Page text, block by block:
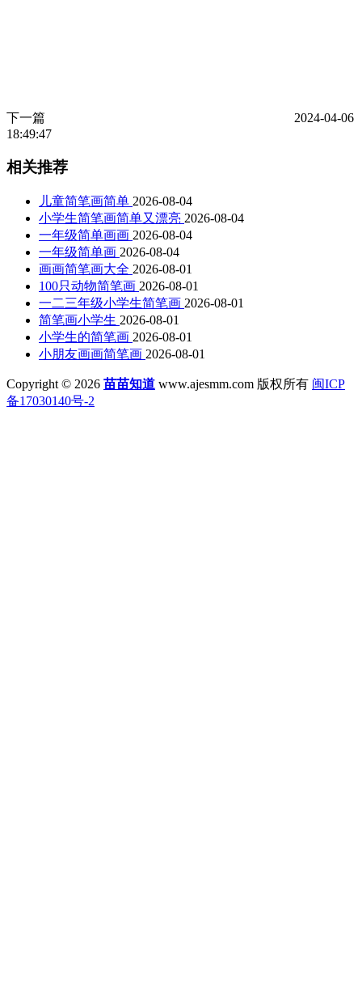
下一篇
2024-04-06
18:49:47
相关推荐
儿童简笔画简单 2026-08-04
小学生简笔画简单又漂亮 2026-08-04
一年级简单画画 2026-08-04
一年级简单画 2026-08-04
画画简笔画大全 2026-08-01
100只动物简笔画 2026-08-01
一二三年级小学生简笔画 2026-08-01
简笔画小学生 2026-08-01
小学生的简笔画 2026-08-01
小朋友画画简笔画 2026-08-01
Copyright © 2026 苗苗知道 www.ajesmm.com 版权所有 闽ICP
备17030140号-2